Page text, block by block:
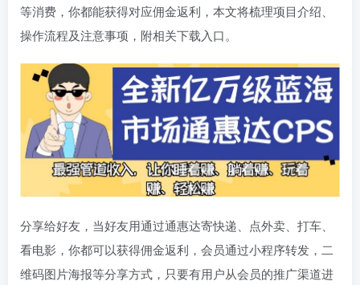
等消费，你都能获得对应佣金返利，本文将梳理项目介绍、
操作流程及注意事项，附相关下载入口。
分享给好友，当好友用通过通惠达寄快递、点外卖、打车、
看电影，你都可以获得佣金返利，会员通过小程序转发，二
维码图片海报等分享方式，只要有用户从会员的推广渠道进